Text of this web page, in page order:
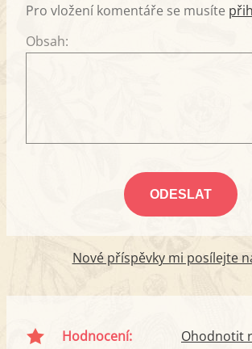
Pro vložení komentáře se musíte
Obsah:
Nové příspěvky mi posílejte
Hodnocení: Ohodnotit